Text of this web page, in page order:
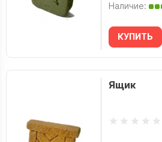
Наличие:
КУПИТЬ
Ящик